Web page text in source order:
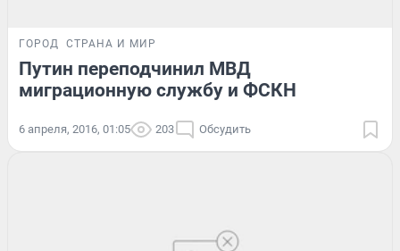
ГОРОД СТРАНА И МИР
Путин переподчинил МВД
миграционную службу и ФСКН
6 апреля, 2016, 01:05 203 Обсудить